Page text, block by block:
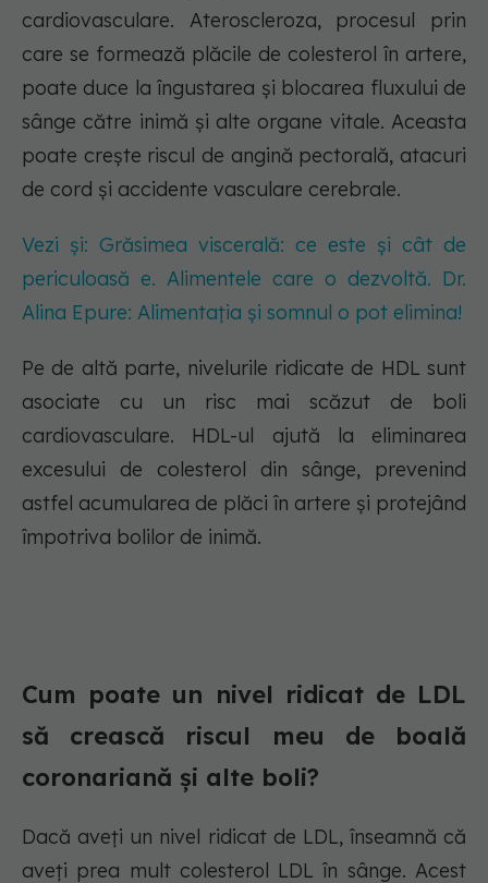
cardiovasculare. Ateroscleroza, procesul prin
care se formează plăcile de colesterol în artere,
poate duce la îngustarea și blocarea fluxului de
sânge către inimă și alte organe vitale. Aceasta
poate crește riscul de angină pectorală, atacuri
de cord și accidente vasculare cerebrale.
Vezi și: Grăsimea viscerală: ce este și cât de
periculoasă e. Alimentele care o dezvoltă. Dr.
Alina Epure: Alimentația și somnul o pot elimina!
Pe de altă parte, nivelurile ridicate de HDL sunt
asociate cu un risc mai scăzut de boli
cardiovasculare. HDL-ul ajută la eliminarea
excesului de colesterol din sânge, prevenind
astfel acumularea de plăci în artere și protejând
împotriva bolilor de inimă.
Cum poate un nivel ridicat de LDL
să crească riscul meu de boală
coronariană și alte boli?
Dacă aveți un nivel ridicat de LDL, înseamnă că
aveți prea mult colesterol LDL în sânge. Acest